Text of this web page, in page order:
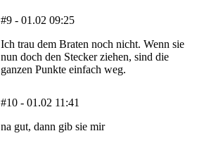
#9 - 01.02 09:25
Ich trau dem Braten noch nicht. Wenn sie
nun doch den Stecker ziehen, sind die
ganzen Punkte einfach weg.
#10 - 01.02 11:41
na gut, dann gib sie mir